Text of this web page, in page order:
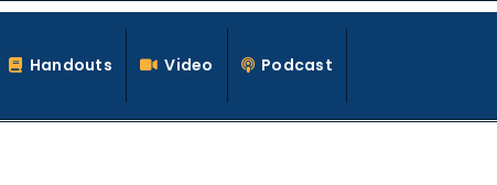
Handouts Video Podcast